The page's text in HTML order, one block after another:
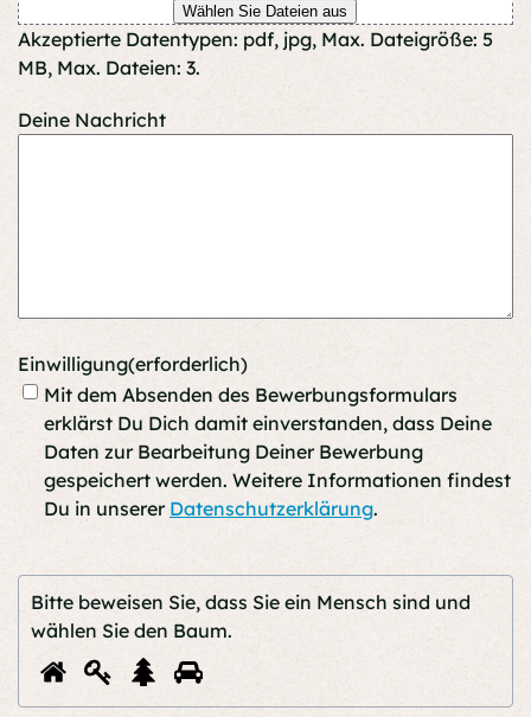
Wählen Sie Dateien aus
Akzeptierte Datentypen: pdf, jpg, Max. Dateigröße: 5
MB, Max. Dateien: 3.
Deine Nachricht
Einwilligung(erforderlich)
Mit dem Absenden des Bewerbungsformulars
erklärst Du Dich damit einverstanden, dass Deine
Daten zur Bearbeitung Deiner Bewerbung
gespeichert werden. Weitere Informationen findest
Du in unserer Datenschutzerklärung.
Bitte beweisen Sie, dass Sie ein Mensch sind und
wählen Sie den Baum.
Bitte
beweisen
1 2 3